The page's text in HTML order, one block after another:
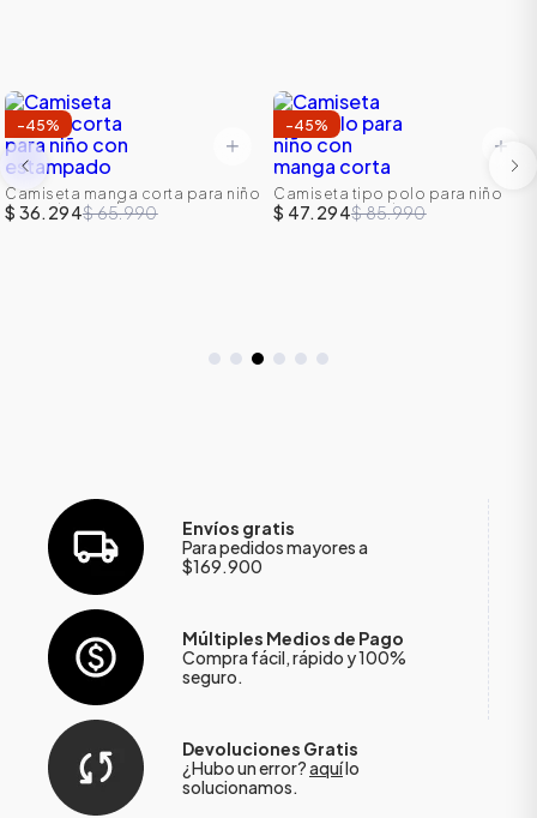
-45%
Camiseta manga corta para niño
con estampado
$ 36.294$ 65.990
-45%
Camiseta tipo polo para niño
con manga corta
$ 47.294$ 85.990
Envíos gratis
Para pedidos mayores a
$169.900
Múltiples Medios de Pago
Compra fácil, rápido y 100%
seguro.
Devoluciones Gratis
¿Hubo un error?aquílo
solucionamos.